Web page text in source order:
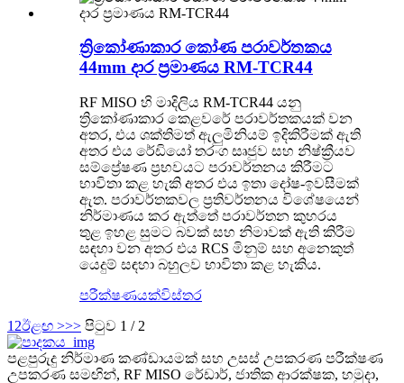
ත්‍රිකෝණාකාර කෝණ පරාවර්තකය
44mm දාර ප්‍රමාණය RM-TCR44
RF MISO හි මාදිලිය RM-TCR44 යනු
ත්‍රිකෝණාකාර කෙළවරේ පරාවර්තකයක් වන
අතර, එය ශක්තිමත් ඇලුමිනියම් ඉදිකිරීමක් ඇති
අතර එය රේඩියෝ තරංග සෘජුව සහ නිෂ්ක්‍රීයව
සම්ප්‍රේෂණ ප්‍රභවයට පරාවර්තනය කිරීමට
භාවිතා කළ හැකි අතර එය ඉතා දෝෂ-ඉවසීමක්
ඇත. පරාවර්තකවල ප්‍රතිවර්තනය විශේෂයෙන්
නිර්මාණය කර ඇත්තේ පරාවර්තන කුහරය
තුළ ඉහළ සුමට බවක් සහ නිමාවක් ඇති කිරීම
සඳහා වන අතර එය RCS මිනුම් සහ අනෙකුත්
යෙදුම් සඳහා බහුලව භාවිතා කළ හැකිය.
පරීක්ෂණයක්විස්තර
1 2ඊළඟ >>> පිටුව 1 / 2
පළපුරුදු නිර්මාණ කණ්ඩායමක් සහ උසස් උපකරණ පරීක්ෂණ
උපකරණ සමඟින්, RF MISO රේඩාර්, ජාතික ආරක්ෂක, හමුදා,